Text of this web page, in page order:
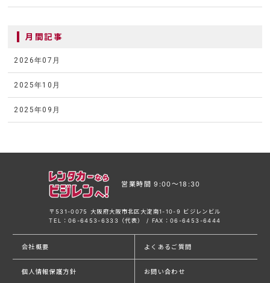
月間記事
2026年07月
2025年10月
2025年09月
営業時間 9:00〜18:30
〒531-0075 大阪府大阪市北区大淀南1-10-9 ビジレンビル
TEL：06-6453-6333（代表） / FAX：06-6453-6444
会社概要 よくあるご質問
個人情報保護方針 お問い合わせ